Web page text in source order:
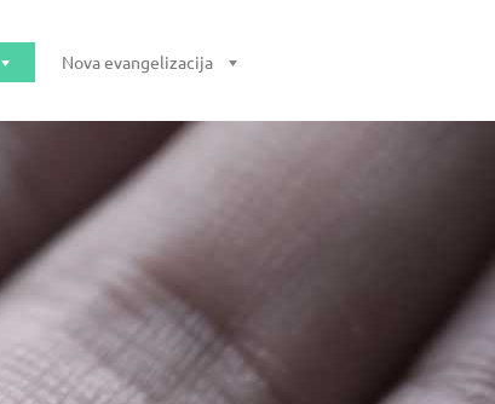
Nova evangelizacija